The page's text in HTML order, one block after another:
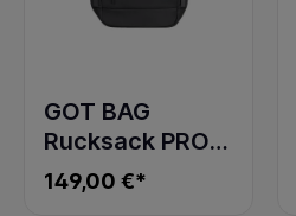
GOT BAG
Rucksack PRO
PACK
MONOCHROME
149,00 €*